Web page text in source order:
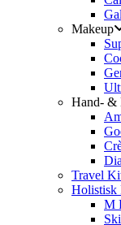
Makeup
Hand- &
Travel
Holistisk
M